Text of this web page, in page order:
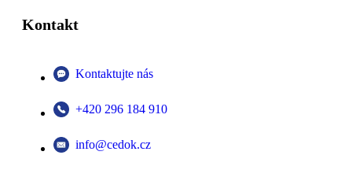
Kontakt
Kontaktujte nás
+420 296 184 910
info@cedok.cz